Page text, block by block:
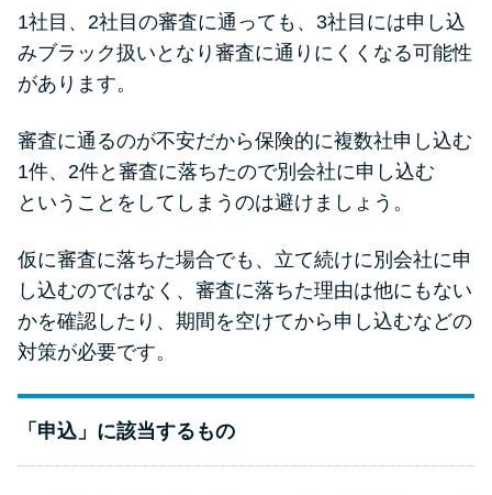
1社目、2社目の審査に通っても、3社目には申し込
みブラック扱いとなり審査に通りにくくなる可能性
があります。
審査に通るのが不安だから保険的に複数社申し込む
1件、2件と審査に落ちたので別会社に申し込む
ということをしてしまうのは避けましょう。
仮に審査に落ちた場合でも、立て続けに別会社に申
し込むのではなく、審査に落ちた理由は他にもない
かを確認したり、期間を空けてから申し込むなどの
対策が必要です。
「申込」に該当するもの